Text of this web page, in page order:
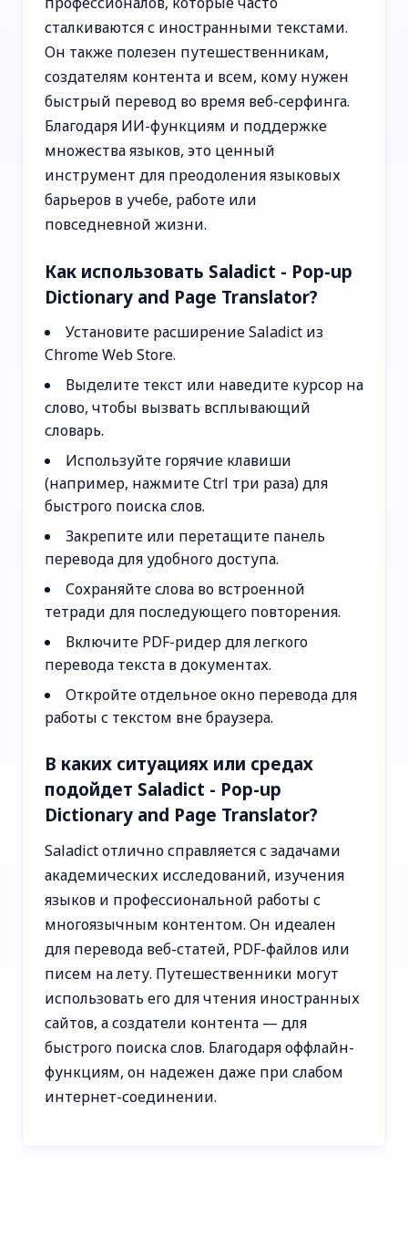
сталкиваются с иностранными текстами.
Он также полезен путешественникам,
создателям контента и всем, кому нужен
быстрый перевод во время веб-серфинга.
Благодаря ИИ-функциям и поддержке
множества языков, это ценный
инструмент для преодоления языковых
барьеров в учебе, работе или
повседневной жизни.
Как использовать Saladict - Pop-up
Dictionary and Page Translator?
Установите расширение Saladict из
Chrome Web Store.
Выделите текст или наведите курсор на
слово, чтобы вызвать всплывающий
словарь.
Используйте горячие клавиши
(например, нажмите Ctrl три раза) для
быстрого поиска слов.
Закрепите или перетащите панель
перевода для удобного доступа.
Сохраняйте слова во встроенной
тетради для последующего повторения.
Включите PDF-ридер для легкого
перевода текста в документах.
Откройте отдельное окно перевода для
работы с текстом вне браузера.
В каких ситуациях или средах
подойдет Saladict - Pop-up
Dictionary and Page Translator?
Saladict отлично справляется с задачами
академических исследований, изучения
языков и профессиональной работы с
многоязычным контентом. Он идеален
для перевода веб-статей, PDF-файлов или
писем на лету. Путешественники могут
использовать его для чтения иностранных
сайтов, а создатели контента — для
быстрого поиска слов. Благодаря оффлайн-
функциям, он надежен даже при слабом
интернет-соединении.